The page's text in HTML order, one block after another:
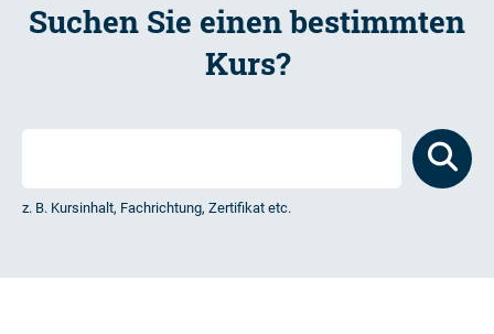
Suchen Sie einen bestimmten
Kurs?
z. B. Kursinhalt, Fachrichtung, Zertifikat etc.